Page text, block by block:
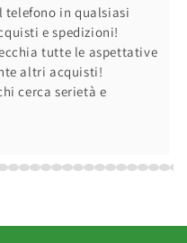
in qualsiasi
e spedizioni!
tutte le aspettative
altri acquisti!
cerca serietà e